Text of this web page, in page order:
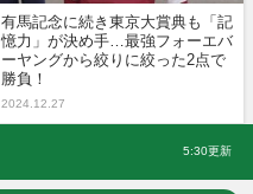
有馬記念に続き東京大賞典も「記
憶力」が決め手…最強フォーエバ
ーヤングから絞りに絞った2点で
勝負！
2024.12.27
5:30更新